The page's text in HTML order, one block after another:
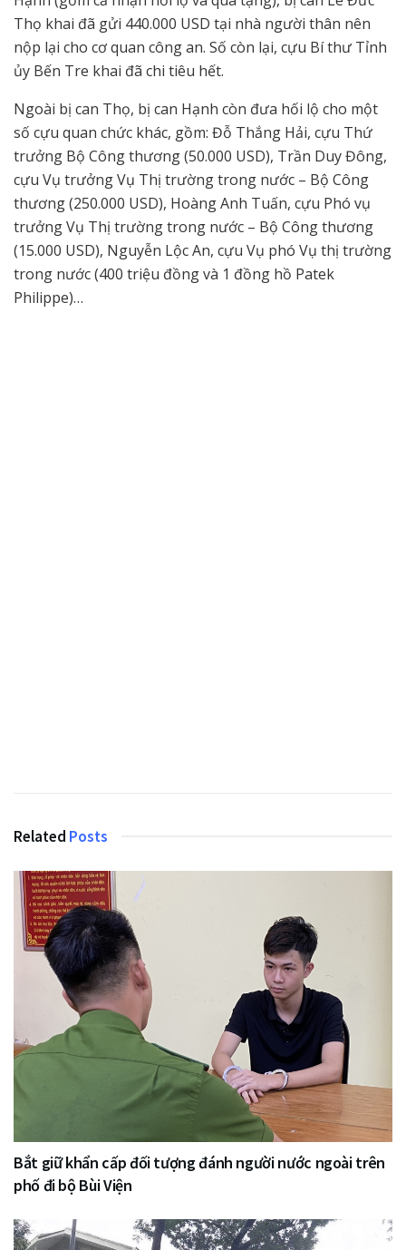
Thọ khai đã gửi 440.000 USD tại nhà người thân nên
nộp lại cho cơ quan công an. Số còn lại, cựu Bí thư Tỉnh
ủy Bến Tre khai đã chi tiêu hết.
Ngoài bị can Thọ, bị can Hạnh còn đưa hối lộ cho một
số cựu quan chức khác, gồm: Đỗ Thắng Hải, cựu Thứ
trưởng Bộ Công thương (50.000 USD), Trần Duy Đông,
cựu Vụ trưởng Vụ Thị trường trong nước – Bộ Công
thương (250.000 USD), Hoàng Anh Tuấn, cựu Phó vụ
trưởng Vụ Thị trường trong nước – Bộ Công thương
(15.000 USD), Nguyễn Lộc An, cựu Vụ phó Vụ thị trường
trong nước (400 triệu đồng và 1 đồng hồ Patek
Philippe)…
Related Posts
Bắt giữ khẩn cấp đối tượng đánh người nước ngoài trên
phố đi bộ Bùi Viện